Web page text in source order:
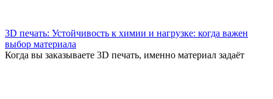
3D печать: Устойчивость к химии и нагрузке: когда важен
выбор материала
Когда вы заказываете 3D печать, именно материал задаёт